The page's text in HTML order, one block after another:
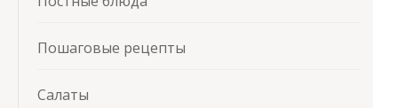
Пошаговые рецепты
Салаты